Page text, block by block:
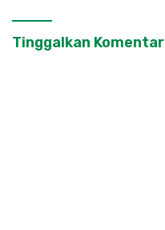
Tinggalkan Komentar